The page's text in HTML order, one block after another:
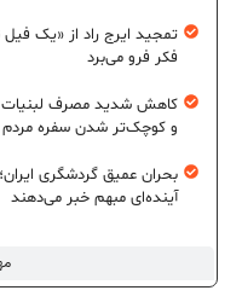
تمجید ایرج راد از «یک
فکر فرو می‌برد
کاهش شدید مصرف لبنیات در
و کوچک‌تر شدن سفره مردم
بحران عمیق گردشگری
آینده‌ای مبهم خبر می‌دهند